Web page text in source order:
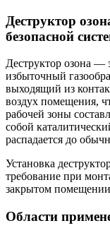
Деструктор
безопасной
Деструктор озона —
избыточный
выходящий из
воздух помещения,
рабочей зоны
собой
распадается до
Установка
требование при
закрытом
Области